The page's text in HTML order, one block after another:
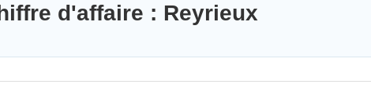
d'affaire : Reyrieux